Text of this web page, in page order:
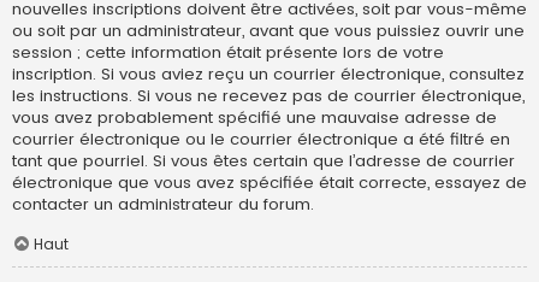
nouvelles inscriptions doivent être activées, soit par vous-même
ou soit par un administrateur, avant que vous puissiez ouvrir une
session ; cette information était présente lors de votre
inscription. Si vous aviez reçu un courrier électronique, consultez
les instructions. Si vous ne recevez pas de courrier électronique,
vous avez probablement spécifié une mauvaise adresse de
courrier électronique ou le courrier électronique a été filtré en
tant que pourriel. Si vous êtes certain que l’adresse de courrier
électronique que vous avez spécifiée était correcte, essayez de
contacter un administrateur du forum.
Haut